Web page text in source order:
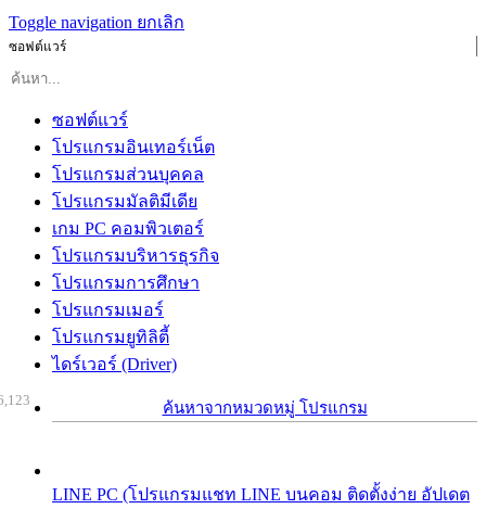
Toggle navigation ยกเลิก
ซอฟต์แวร์
ซอฟต์แวร์
โปรแกรมอินเทอร์เน็ต
โปรแกรมส่วนบุคคล
โปรแกรมมัลติมีเดีย
เกม PC คอมพิวเตอร์
โปรแกรมบริหารธุรกิจ
โปรแกรมการศึกษา
โปรแกรมเมอร์
โปรแกรมยูทิลิตี้
ไดร์เวอร์ (Driver)
ค้นหาจากหมวดหมู่ โปรแกรม
LINE PC (โปรแกรมแชท LINE บนคอม ติดตั้งง่าย อัปเดต